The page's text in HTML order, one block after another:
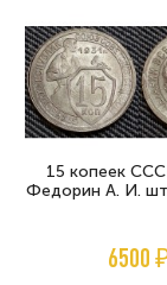
15 копеек
Федорин А. И.
6500